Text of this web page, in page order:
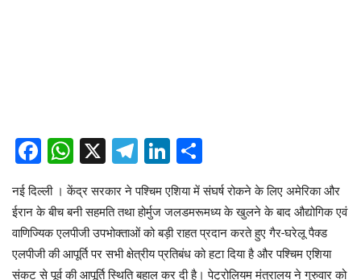
Facebook
WhatsApp
X Telegram
LinkedIn
नई दिल्ली । केंद्र सरकार ने पश्चिम एशिया में संघर्ष रोकने के लिए अमेरिका और
ईरान के बीच बनी सहमति तथा होर्मुज जलडमरूमध्य के खुलने के बाद औद्योगिक एवं
वाणिज्यिक एलपीजी उपभोक्ताओं को बड़ी राहत प्रदान करते हुए गैर-घरेलू पैक्ड
एलपीजी की आपूर्ति पर सभी क्षेत्रीय प्रतिबंध को हटा दिया है और पश्चिम एशिया
संकट से पूर्व की आपूर्ति स्थिति बहाल कर दी है। पेट्रोलियम मंत्रालय ने गुरुवार को